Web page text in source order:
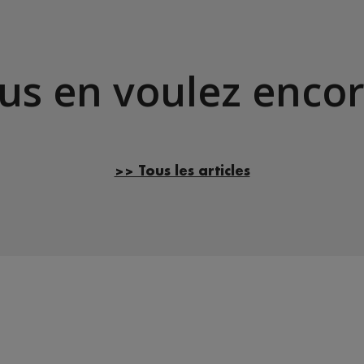
en voulez
>> Tous les articles